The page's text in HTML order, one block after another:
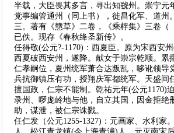
半载，大臣畏其多言，寻出知虢州。崇宁元
党事编管通州（同上书），徙昌化军、道州
三。著有《戆草》二卷，《乘桴集》三卷（
已佚。现存《春秋绛圣新传》。
任得敬(公元?-1170)：西夏臣。原为宋西安
西夏破西安州，遂降。献女于崇宗乾顺。累
仁孝嗣位，夏州统军萧合达叛乱，哆讹领导
兵抗御镇压有功，授翔庆军都统军。天盛间
擅国政，仁宗不能制。乾祐元年(公元1170)
录州、啰庞岭地与他，自立其国，因金拒绝
助，谋泄，被仁宗诛戮。
任仁发（公元1255-1327)：元画家、水利家